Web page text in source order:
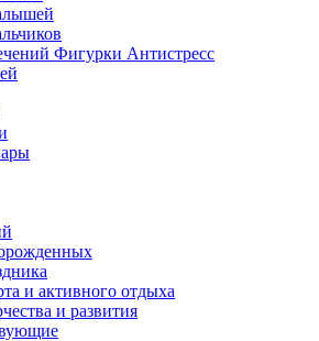
Фигурки Антистресс
и активного отдыха
и развития